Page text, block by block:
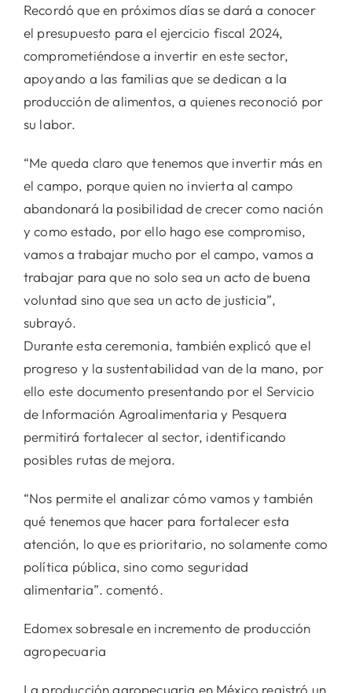
Recordó que en próximos días se dará a conocer
el presupuesto para el ejercicio fiscal 2024,
comprometiéndose a invertir en este sector,
apoyando a las familias que se dedican a la
producción de alimentos, a quienes reconoció por
su labor.
“Me queda claro que tenemos que invertir más en
el campo, porque quien no invierta al campo
abandonará la posibilidad de crecer como nación
y como estado, por ello hago ese compromiso,
vamos a trabajar mucho por el campo, vamos a
trabajar para que no solo sea un acto de buena
voluntad sino que sea un acto de justicia”,
subrayó.
Durante esta ceremonia, también explicó que el
progreso y la sustentabilidad van de la mano, por
ello este documento presentando por el Servicio
de Información Agroalimentaria y Pesquera
permitirá fortalecer al sector, identificando
posibles rutas de mejora.
“Nos permite el analizar cómo vamos y también
qué tenemos que hacer para fortalecer esta
atención, lo que es prioritario, no solamente como
política pública, sino como seguridad
alimentaria”. comentó.
Edomex sobresale en incremento de producción
agropecuaria
La producción agropecuaria en México registró un